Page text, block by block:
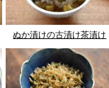
ぬか漬けの古漬け茶漬け